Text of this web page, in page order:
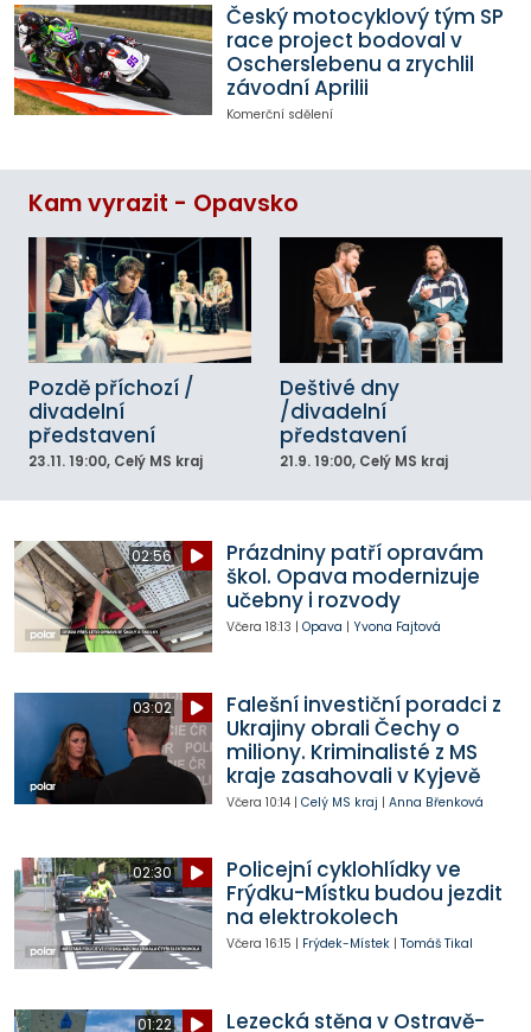
Český motocyklový tým SP
race project bodoval v
Oscherslebenu a zrychlil
závodní Aprilii
Komerční sdělení
Kam vyrazit - Opavsko
Pozdě příchozí /
divadelní
představení
23.11. 19:00, Celý MS kraj
Deštivé dny
/divadelní
představení
21.9. 19:00, Celý MS kraj
02:56
Prázdniny patří opravám
škol. Opava modernizuje
učebny i rozvody
Včera 18:13 | Opava | Yvona Fajtová
03:02
Falešní investiční poradci z
Ukrajiny obrali Čechy o
miliony. Kriminalisté z MS
kraje zasahovali v Kyjevě
Včera 10:14| Celý MS kraj | Anna Břenková
02:30
Policejní cyklohlídky ve
Frýdku-Místku budou jezdit
na elektrokolech
Včera 16:15 | Frýdek-Místek| Tomáš Tikal
01:22
Lezecká stěna v Ostravě-